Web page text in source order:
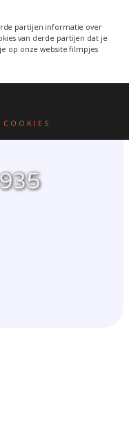
partijen informatie over
van derde partijen dat je
op onze website filmpjes
COOKIES